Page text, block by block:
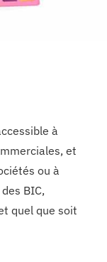
à
et
ou à
BIC,
quel que soit